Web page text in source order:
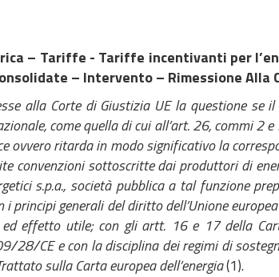
– Tariffe - Tariffe incentivanti per
– Intervento – Rimessione Alla
alla Corte di Giustizia UE la questione se il
come quella di cui all’art. 26, commi 2
ovvero ritarda in modo significativo la
convenzioni sottoscritte dai produttori di
s.p.a., società pubblica a tal funzione
i principi generali del diritto dell’Unione
ed effetto utile; con gli artt. 16 e 17 della
28/CE e con la disciplina dei regimi di
sulla Carta europea dell’energia(1).